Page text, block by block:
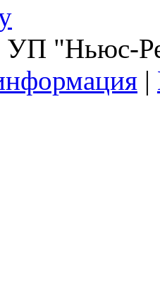
УП "Ньюс-
|